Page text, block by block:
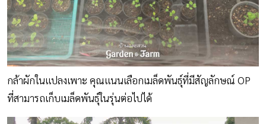
กล้าผักในแปลงเพาะ คุณแนนเลือกเมล็ดพันธุ์ที่มีสัญลักษณ์ OP
ที่สามารถเก็บเมล็ดพันธุ์ในรุ่นต่อไปได้